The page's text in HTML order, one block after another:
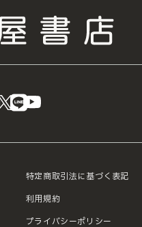
instagram
X LINE
特定商取引法に基づく表記
利用規約
プライバシーポリシー